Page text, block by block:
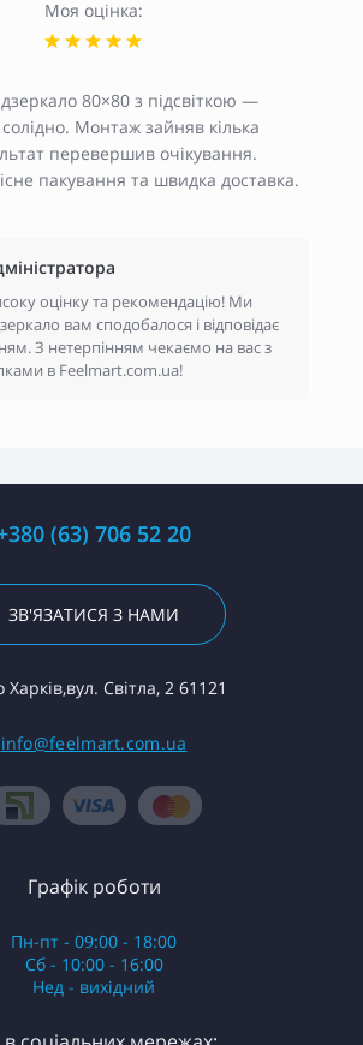
Моя оцінка:
80×80 з підсвіткою —
Монтаж зайняв кілька
перевершив очікування.
пакування та швидка доставка.
оцінку та рекомендацію! Ми
вам сподобалося і відповідає
З нетерпінням чекаємо на вас з
в Feelmart.com.ua!
(63) 706 52 20
ЗВ'ЯЗАТИСЯ З НАМИ
Харків,вул. Світла, 2 61121
info@feelmart.com.ua
Графік роботи
Пн-пт - 09:00 - 18:00
Сб - 10:00 - 16:00
Нед - вихідний